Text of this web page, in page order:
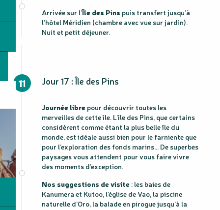
Arrivée sur l’Île des Pins puis transfert jusqu’à
l’hôtel Méridien (chambre avec vue sur jardin).
Nuit et petit déjeuner.
11 Jour 17 : Île des Pins
Journée libre pour découvrir toutes les
merveilles de cette île. L’île des Pins, que certains
considèrent comme étant la plus belle île du
monde, est idéale aussi bien pour le farniente que
pour l’exploration des fonds marins… De superbes
paysages vous attendent pour vous faire vivre
des moments d’exception.
Nos suggestions de visite : les baies de
Kanumera et Kutoo, l’église de Vao, la piscine
naturelle d’Oro, la balade en pirogue jusqu’à la